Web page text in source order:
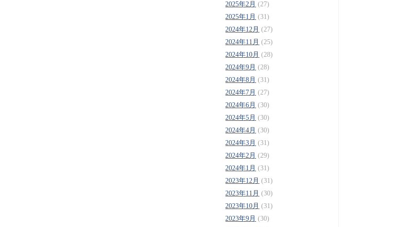
2025年2月 (27)
2025年1月 (31)
2024年12月 (27)
2024年11月 (25)
2024年10月 (28)
2024年9月 (28)
2024年8月 (31)
2024年7月 (27)
2024年6月 (30)
2024年5月 (30)
2024年4月 (30)
2024年3月 (31)
2024年2月 (29)
2024年1月 (31)
2023年12月 (31)
2023年11月 (30)
2023年10月 (31)
2023年9月 (30)